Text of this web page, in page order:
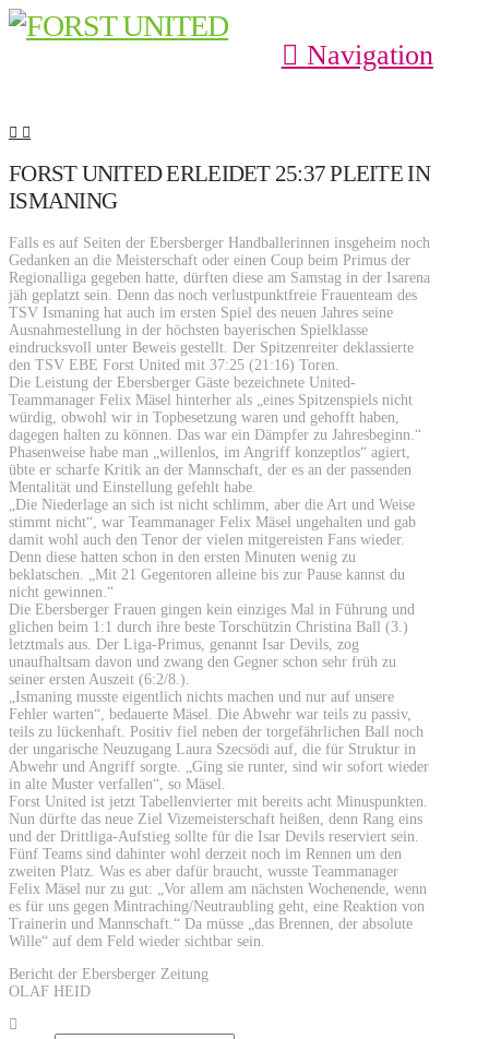
Navigation
FORST UNITED ERLEIDET 25:37 PLEITE IN
ISMANING
Falls es auf Seiten der Ebersberger Handballerinnen insgeheim noch
Gedanken an die Meisterschaft oder einen Coup beim Primus der
Regionalliga gegeben hatte, dürften diese am Samstag in der Isarena
jäh geplatzt sein. Denn das noch verlustpunktfreie Frauenteam des
TSV Ismaning hat auch im ersten Spiel des neuen Jahres seine
Ausnahmestellung in der höchsten bayerischen Spielklasse
eindrucksvoll unter Beweis gestellt. Der Spitzenreiter deklassierte
den TSV EBE Forst United mit 37:25 (21:16) Toren.
Die Leistung der Ebersberger Gäste bezeichnete United-
Teammanager Felix Mäsel hinterher als „eines Spitzenspiels nicht
würdig, obwohl wir in Topbesetzung waren und gehofft haben,
dagegen halten zu können. Das war ein Dämpfer zu Jahresbeginn.“
Phasenweise habe man „willenlos, im Angriff konzeptlos“ agiert,
übte er scharfe Kritik an der Mannschaft, der es an der passenden
Mentalität und Einstellung gefehlt habe.
„Die Niederlage an sich ist nicht schlimm, aber die Art und Weise
stimmt nicht“, war Teammanager Felix Mäsel ungehalten und gab
damit wohl auch den Tenor der vielen mitgereisten Fans wieder.
Denn diese hatten schon in den ersten Minuten wenig zu
beklatschen. „Mit 21 Gegentoren alleine bis zur Pause kannst du
nicht gewinnen.“
Die Ebersberger Frauen gingen kein einziges Mal in Führung und
glichen beim 1:1 durch ihre beste Torschützin Christina Ball (3.)
letztmals aus. Der Liga-Primus, genannt Isar Devils, zog
unaufhaltsam davon und zwang den Gegner schon sehr früh zu
seiner ersten Auszeit (6:2/8.).
„Ismaning musste eigentlich nichts machen und nur auf unsere
Fehler warten“, bedauerte Mäsel. Die Abwehr war teils zu passiv,
teils zu lückenhaft. Positiv fiel neben der torgefährlichen Ball noch
der ungarische Neuzugang Laura Szecsödi auf, die für Struktur in
Abwehr und Angriff sorgte. „Ging sie runter, sind wir sofort wieder
in alte Muster verfallen“, so Mäsel.
Forst United ist jetzt Tabellenvierter mit bereits acht Minuspunkten.
Nun dürfte das neue Ziel Vizemeisterschaft heißen, denn Rang eins
und der Drittliga-Aufstieg sollte für die Isar Devils reserviert sein.
Fünf Teams sind dahinter wohl derzeit noch im Rennen um den
zweiten Platz. Was es aber dafür braucht, wusste Teammanager
Felix Mäsel nur zu gut: „Vor allem am nächsten Wochenende, wenn
es für uns gegen Mintraching/Neutraubling geht, eine Reaktion von
Trainerin und Mannschaft.“ Da müsse „das Brennen, der absolute
Wille“ auf dem Feld wieder sichtbar sein.
Bericht der Ebersberger Zeitung
OLAF HEID